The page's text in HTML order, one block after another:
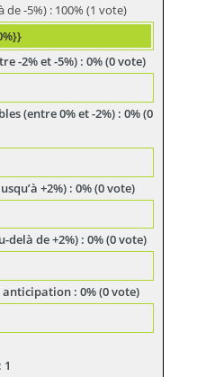
-5%) : 100% (1 vote)
-2% et -5%) : 0% (0 vote)
(entre 0% et -2%) : 0% (0
+2%) : 0% (0 vote)
de +2%) : 0% (0 vote)
anticipation : 0% (0 vote)